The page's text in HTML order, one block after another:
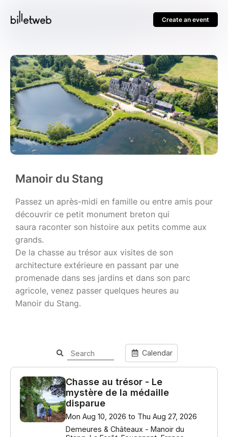
Create an event
Manoir du Stang
Passez un après-midi en famille ou entre amis pour
découvrir ce petit monument breton qui
saura raconter son histoire aux petits comme aux
grands.
De la chasse au trésor aux visites de son
architecture extérieure en passant par une
promenade dans ses jardins et dans son parc
agricole, venez passer quelques heures au
Manoir du Stang.